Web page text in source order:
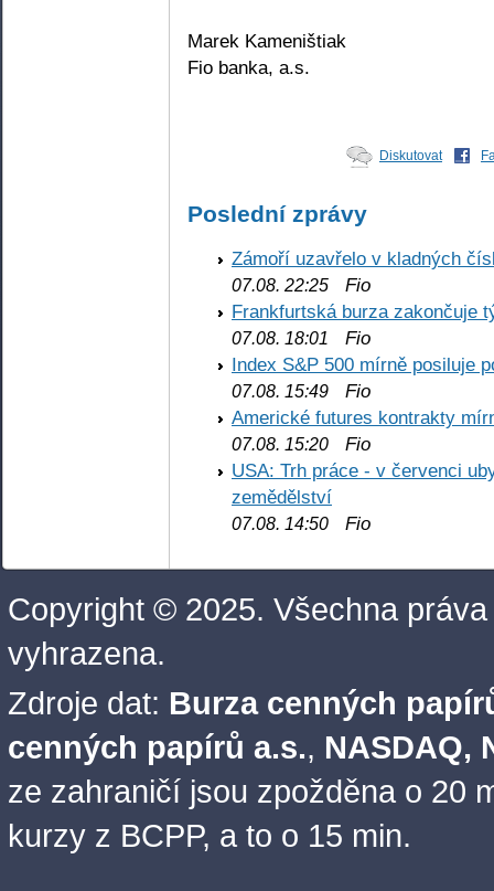
Marek Kameništiak
Fio banka, a.s.
Diskutovat
Poslední zprávy
Zámoří uzavřelo v kladných
07.08. 22:25 Fio
Frankfurtská burza zakončuje
07.08. 18:01
Fio
Index S&P 500 mírně posiluje
07.08. 15:49 Fio
Americké futures kontrakty
07.08. 15:20 Fio
USA: Trh práce - v červenci
zemědělství
07.08. 14:50 Fio
Copyright © 2025. Všechna práva
vyhrazena.
Zdroje dat: Burza cenných
cenných papírů a.s., NASDAQ,
ze zahraničí jsou zpožděna o 20
kurzy z BCPP, a to o 15 min.